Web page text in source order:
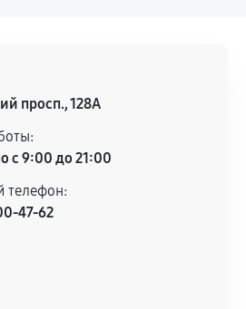
в течение
комплектующей заявленным
подтверждения
просп., 128А
с 9:00 до 21:00
телефон:
47-62